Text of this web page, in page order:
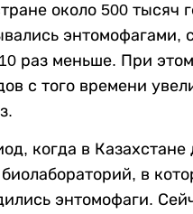
около 500 тысяч
энтомофагами,
раз меньше. При
с того времени
когда в Казахстане
в
энтомофаги.